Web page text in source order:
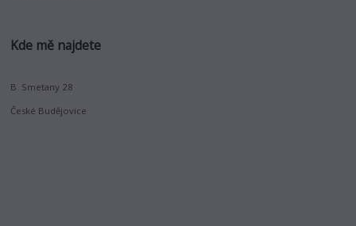
Kde mě najdete
B. Smetany 28
České Budějovice